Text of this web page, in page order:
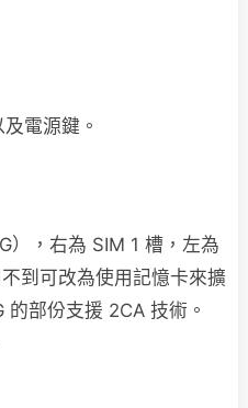
電源鍵。
），右為 SIM 1 槽，左為
到可改為使用記憶卡來擴
部份支援 2CA 技術。